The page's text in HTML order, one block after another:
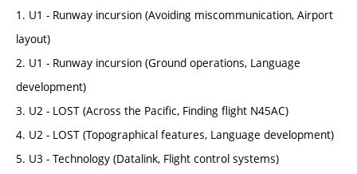
1. U1 - Runway incursion (Avoiding miscommunication, Airport
layout)
2. U1 - Runway incursion (Ground operations, Language
development)
3. U2 - LOST (Across the Pacific, Finding flight N45AC)
4. U2 - LOST (Topographical features, Language development)
5. U3 - Technology (Datalink, Flight control systems)